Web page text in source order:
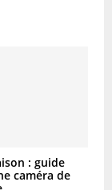
: guide
caméra de